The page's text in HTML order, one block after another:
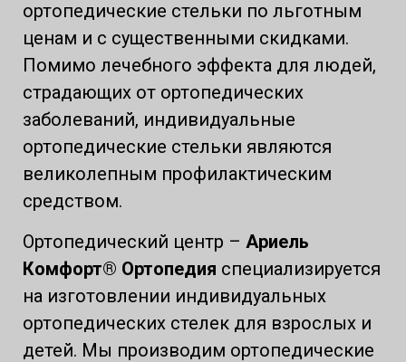
ортопедические стельки по льготным
ценам и с существенными скидками.
Помимо лечебного эффекта для людей,
страдающих от ортопедических
заболеваний, индивидуальные
ортопедические стельки являются
великолепным профилактическим
средством.
Ортопедический центр – Ариель
Комфорт® Ортопедия специализируется
на изготовлении индивидуальных
ортопедических стелек для взрослых и
детей. Мы производим ортопедические